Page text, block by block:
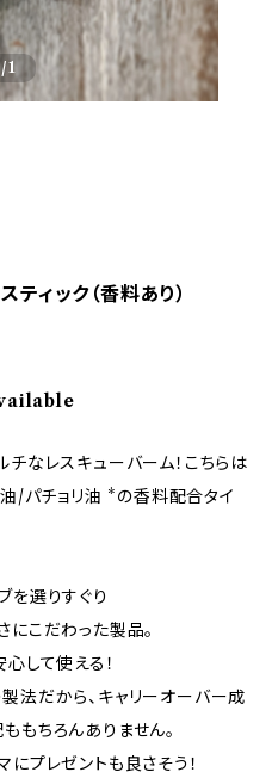
/1
ィック（香料あり）
なレスキューバーム！こちらは
/パチョリ油 *の香料配合タイ
を選りすぐり
こだわった製品。
して使える！
法だから、キャリーオーバー成
もちろんありません。
プレゼントも良さそう！